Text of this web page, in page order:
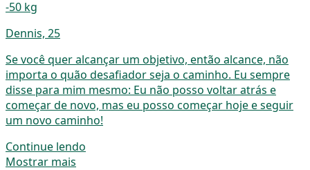
-50 kg
Dennis, 25
Se você quer alcançar um objetivo, então alcance, não
importa o quão desafiador seja o caminho. Eu sempre
disse para mim mesmo: Eu não posso voltar atrás e
começar de novo, mas eu posso começar hoje e seguir
um novo caminho!
Continue lendo
Mostrar mais